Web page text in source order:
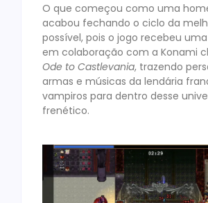
O que começou como uma
acabou fechando o ciclo da
possível, pois o jogo recebeu
em colaboração com a Konami
Ode to Castlevania, trazendo
armas e músicas da lendária
vampiros para dentro desse
frenético.